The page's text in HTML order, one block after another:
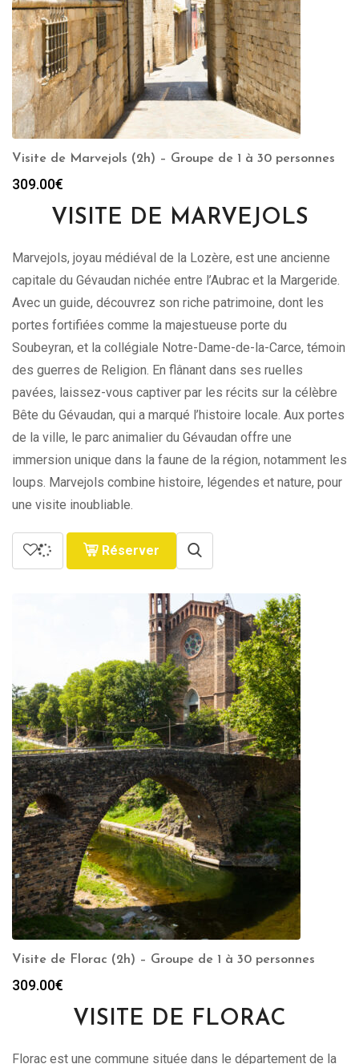
Visite de Marvejols (2h) – Groupe de 1 à 30 personnes
309.00€
VISITE DE MARVEJOLS
Marvejols, joyau médiéval de la Lozère, est une ancienne
capitale du Gévaudan nichée entre l’Aubrac et la Margeride.
Avec un guide, découvrez son riche patrimoine, dont les
portes fortifiées comme la majestueuse porte du
Soubeyran, et la collégiale Notre-Dame-de-la-Carce, témoin
des guerres de Religion. En flânant dans ses ruelles
pavées, laissez-vous captiver par les récits sur la célèbre
Bête du Gévaudan, qui a marqué l’histoire locale. Aux portes
de la ville, le parc animalier du Gévaudan offre une
immersion unique dans la faune de la région, notamment les
loups. Marvejols combine histoire, légendes et nature, pour
une visite inoubliable.
Réserver
Visite de Florac (2h) – Groupe de 1 à 30 personnes
309.00€
VISITE DE FLORAC
Florac est une commune située dans le département de la